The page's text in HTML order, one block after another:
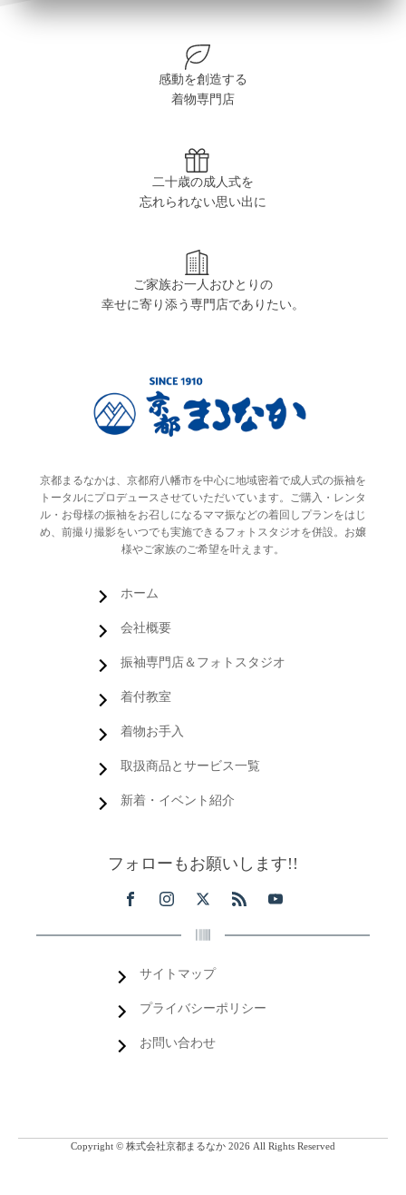
感動を創造する
着物専門店
二十歳の成人式を
忘れられない思い出に
ご家族お一人おひとりの
幸せに寄り添う専門店でありたい。
京都まるなかは、京都府八幡市を中心に地域密着で成人式の振袖を
トータルにプロデュースさせていただいています。ご購入・レンタ
ル・お母様の振袖をお召しになるママ振などの着回しプランをはじ
め、前撮り撮影をいつでも実施できるフォトスタジオを併設。お嬢
様やご家族のご希望を叶えます。
ホーム
会社概要
振袖専門店＆フォトスタジオ
着付教室
着物お手入
取扱商品とサービス一覧
新着・イベント紹介
フォローもお願いします!!
サイトマップ
プライバシーポリシー
お問い合わせ
Copyright © 株式会社京都まるなか 2026 All Rights Reserved